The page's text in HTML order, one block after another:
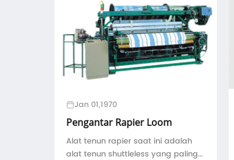
Jan 01,1970
Pengantar Rapier Loom
Alat tenun rapier saat ini adalah
alat tenun shuttleless yang paling